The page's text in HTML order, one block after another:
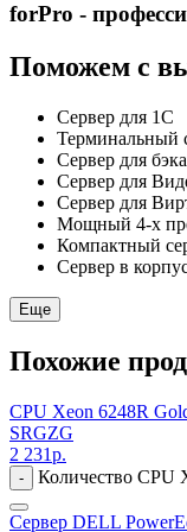
forPro -
Поможем с
Сервер для 1С
Терминальный
Сервер для
Сервер для
Сервер для
Мощный 4-х
Компактный
Сервер в
Еще
Похожие
CPU Xeon 6248R
SRGZG
2 231р.
- Количество CPU
Сервер DELL